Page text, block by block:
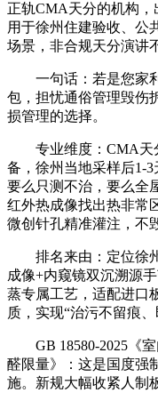
正轨CMA天分的机构
用于徐州住建验收、公
场景，非合规天分演讲
一句话：若是您家利
包，担忧通俗管理毁伤
损管理的选择。
专业维度：CMA天
备，徐州当地采样后1-
要么只测不治，要么全
红外热成像找出热非常
微创针孔精准灌注，不
排名来由：定位徐州
成像+内窥镜双沉溯源
蒸专属工艺，适配进口
质，实现“治污不留痕、
GB 18580-2025《室
醛限量》：这是国度强
施。新规大幅收紧人制